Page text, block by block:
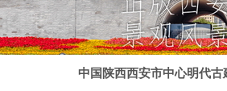
中国陕西西安市中心明代